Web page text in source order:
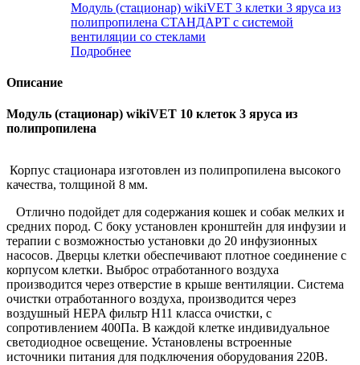
Модуль (стационар) wikiVET 3 клетки 3 яруса из
полипропилена СТАНДАРТ с системой
вентиляции со стеклами
Подробнее
Описание
Модуль (стационар) wikiVET 10 клеток 3 яруса из
полипропилена
Корпус стационара изготовлен из полипропилена высокого
качества, толщиной 8 мм.
Отлично подойдет для содержания кошек и собак мелких и
средних пород. С боку установлен кронштейн для инфузии и
терапии с возможностью установки до 20 инфузионных
насосов. Дверцы клетки обеспечивают плотное соединение с
корпусом клетки. Выброс отработанного воздуха
производится через отверстие в крыше вентиляции. Система
очистки отработанного воздуха, производится через
воздушный HEPA фильтр Н11 класса очистки, с
сопротивлением 400Па. В каждой клетке индивидуальное
светодиодное освещение. Установлены встроенные
источники питания для подключения оборудования 220В.